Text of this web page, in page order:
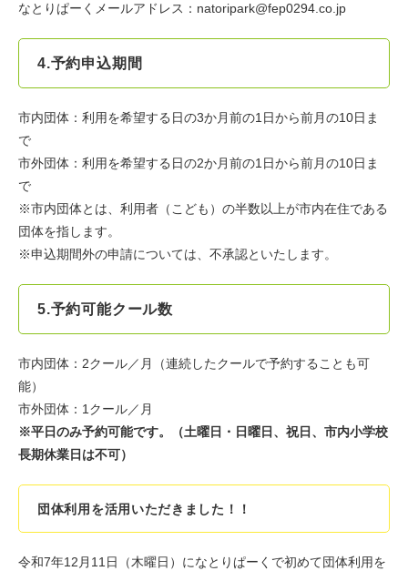
なとりぱーくメールアドレス：natoripark@fep0294.co.jp
4.予約申込期間
市内団体：利用を希望する日の3か月前の1日から前月の10日ま
で
​市外団体：利用を希望する日の2か月前の1日から前月の10日ま
で
​※市内団体とは、利用者（こども）の半数以上が市内在住である
団体を指します。
​※申込期間外の申請については、不承認といたします。
5.予約可能クール数
市内団体：2クール／月（連続したクールで予約することも可
能）
市外団体：1クール／月
※平日のみ予約可能です。（土曜日・日曜日、祝日、市内小学校
長期休業日は不可）
団体利用を活用いただきました！！
令和7年12月11日（木曜日）になとりぱーくで初めて団体利用を